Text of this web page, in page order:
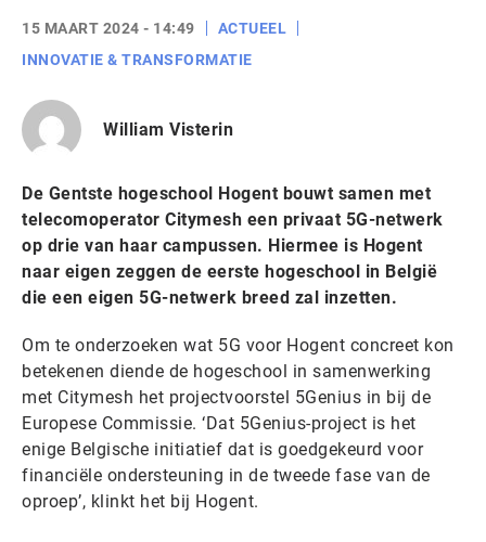
15 MAART 2024 - 14:49
ACTUEEL
INNOVATIE & TRANSFORMATIE
William Visterin
De Gentste hogeschool Hogent bouwt samen met
telecomoperator Citymesh een privaat 5G-netwerk
op drie van haar campussen. Hiermee is Hogent
naar eigen zeggen de eerste hogeschool in België
die een eigen 5G-netwerk breed zal inzetten.
Om te onderzoeken wat 5G voor Hogent concreet kon
betekenen diende de hogeschool in samenwerking
met Citymesh het projectvoorstel 5Genius in bij de
Europese Commissie. ‘Dat 5Genius-project is het
enige Belgische initiatief dat is goedgekeurd voor
financiële ondersteuning in de tweede fase van de
oproep’, klinkt het bij Hogent.